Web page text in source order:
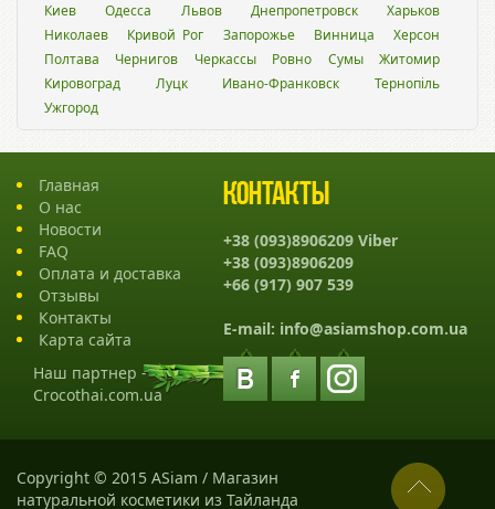
Киев Одесса Львов Днепропетровск
Харьков
Николаев
Кривой Рог Запорожье Винница
Херсон
Полтава
Чернигов Черкассы Ровно Сумы
Житомир
Кировоград
Луцк Ивано-Франковск
Тернопіль
Ужгород
Главная
О нас
Новости
FAQ
Оплата и доставка
Отзывы
Контакты
Карта сайта
Наш партнер -
Crocothai.com.ua
Контакты
+38 (093)8906209 Viber
+38 (093)8906209
+66 (917) 907 539
E-mail: info@asiamshop.com.ua
Copyright © 2015 ASiam / Магазин
натуральной косметики из Тайланда